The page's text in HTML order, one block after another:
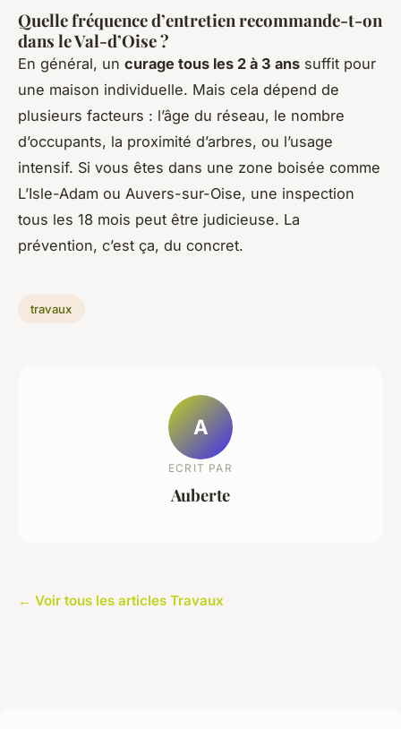
Quelle fréquence d’entretien recommande-t-on
dans le Val-d’Oise ?
En général, un curage tous les 2 à 3 ans suffit pour
une maison individuelle. Mais cela dépend de
plusieurs facteurs : l’âge du réseau, le nombre
d’occupants, la proximité d’arbres, ou l’usage
intensif. Si vous êtes dans une zone boisée comme
L’Isle-Adam ou Auvers-sur-Oise, une inspection
tous les 18 mois peut être judicieuse. La
prévention, c’est ça, du concret.
travaux
A
ECRIT PAR
Auberte
← Voir tous les articles Travaux